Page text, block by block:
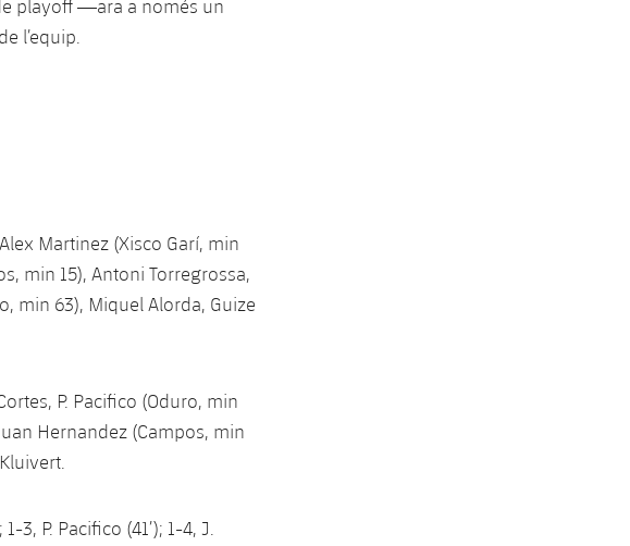
playoff —ara a només un
l’equip.
Martinez (Xisco Garí, min
min 15), Antoni Torregrossa,
min 63), Miquel Alorda, Guize
P. Pacifico (Oduro, min
Hernandez (Campos, min
3, P. Pacifico (41’); 1-4, J.